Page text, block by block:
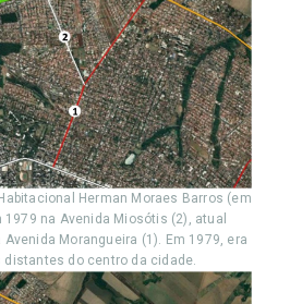
Herman Moraes Barros (em
na Avenida Miosótis (2), atual
Morangueira (1). Em 1979, era
distantes do centro da cidade.